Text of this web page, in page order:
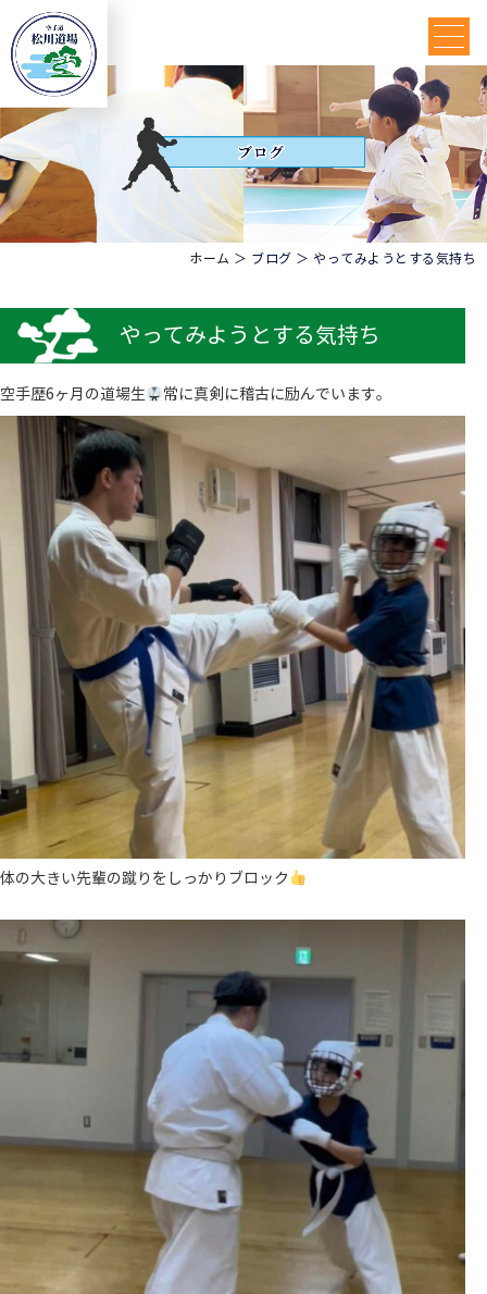
ホーム ＞ ブログ ＞ やってみようとする気持ち
やってみようとする気持ち
空手歴6ヶ月の道場生 常に真剣に稽古に励んでいます。
体の大きい先輩の蹴りをしっかりブロック